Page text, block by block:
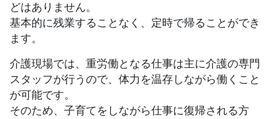
どはありません。
基本的に残業することなく、定時で帰ることができ
ます。
介護現場では、重労働となる仕事は主に介護の専門
スタッフが行うので、体力を温存しながら働くこと
が可能です。
そのため、子育てをしながら仕事に復帰される方